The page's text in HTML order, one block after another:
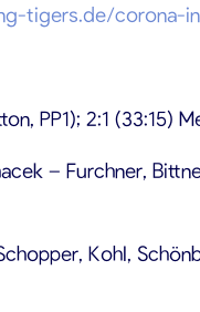
tigers.de/corona-
PP1); 2:1 (33:15)
– Furchner,
Kohl,